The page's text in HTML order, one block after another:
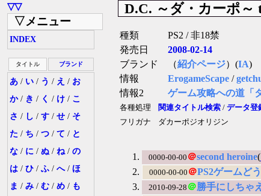
▽▽
▽メニュー
INDEX
タイトル ブランド
あ / い / う / え / お
か/ き / く / け / こ
さ / し / す / せ / そ
た / ち / つ / て / と
な / に / ぬ / ね/ の
は / ひ / ふ / へ/ ほ
ま / み / む / め / も
D.C. ～ダ・カーポ～
種類
PS2 / 非18禁
発売日
2008-02-14
ブランド
（紹介ページ）(IA)
情報
ErogameScape /
情報2
ゲーム攻略への道「
各種処理 関連タイトル検索 / データ登
フリガナ
ダカーポジオリジン
0000-00-00 ＠second heroine(_
0000-00-00 ＠PS2ゲームど
2010-09-28 ＠勝手にしちゃ